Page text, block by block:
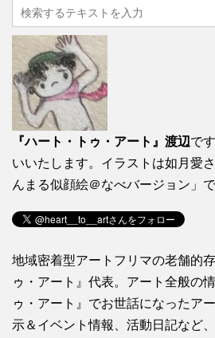
『ハート・トゥ・アート』渡辺で
いいたします。イラストは如月愛
んまる似顔絵＠なべバージョン」で
地域密着型アートフリマの老舗的
ゥ・アート』代表。アート全般の
ゥ・アート』でお世話になったア
示＆イベント情報、活動日記など